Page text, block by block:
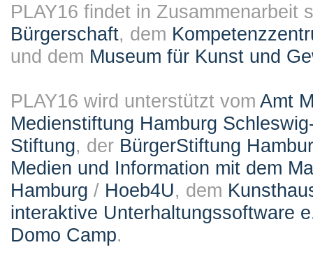
PLAY16 findet in Zusammenarbeit
Bürgerschaft, dem
und dem Museum für Kunst und
PLAY16 wird unterstützt vom Amt
Medienstiftung Hamburg
Stiftung, der BürgerStiftung
Medien und Information mit dem
Hamburg / Hoeb4U, dem
interaktive Unterhaltungssoftware
Domo Camp.